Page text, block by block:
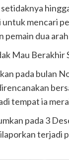
mencari
pemain dua
Mau Berakhir
pada bulan
tempat ia
pada 3
terjadi